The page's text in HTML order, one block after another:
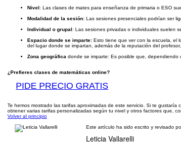
Nivel: Las clases de mates para enseñanza de primaria o ESO
Modalidad de la sesión: Las sesiones presenciales podrían ser
Individual o grupal: Las sesiones privadas o individuales suelen
Espacio donde se imparte: Esto tiene que ver con la escuela, el
del lugar donde se impartan, además de la reputación del
Zona geográfica donde se imparte: Es posible que, dependiendo
¿Prefieres clases de matemáticas online?
PIDE PRECIO GRATIS
Te hemos mostrado las tarifas aproximadas de este servicio. Si te
obtener varias tarifas personalizadas según tu nivel y otros factores que,
Volver al principio
Este artículo ha sido escrito y revisado
Leticia Vallarelli